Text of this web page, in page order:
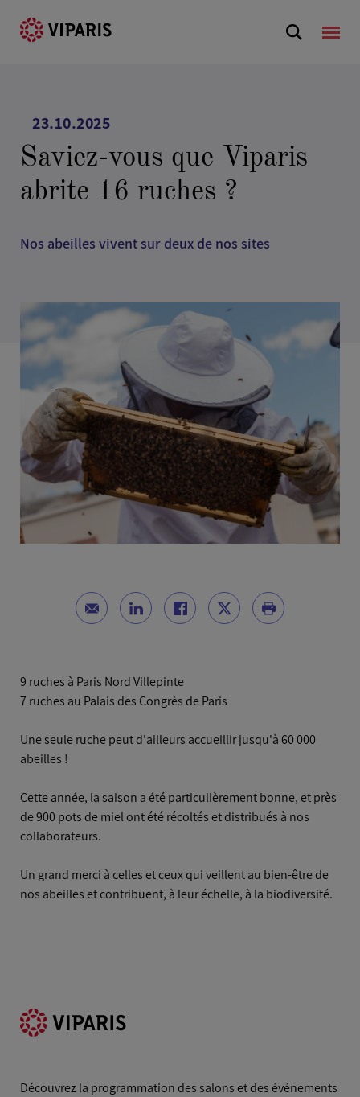
23.10.2025
Saviez-vous que Viparis
abrite 16 ruches ?
Nos abeilles vivent sur deux de nos sites
9 ruches à Paris Nord Villepinte
7 ruches au Palais des Congrès de Paris
Une seule ruche peut d'ailleurs accueillir jusqu'à 60 000
abeilles !
Cette année, la saison a été particulièrement bonne, et près
de 900 pots de miel ont été récoltés et distribués à nos
collaborateurs.
Un grand merci à celles et ceux qui veillent au bien-être de
nos abeilles et contribuent, à leur échelle, à la biodiversité.
Découvrez la programmation des salons et des événements